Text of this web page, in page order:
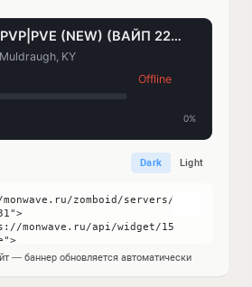
Dark Light
— баннер обновляется автоматически